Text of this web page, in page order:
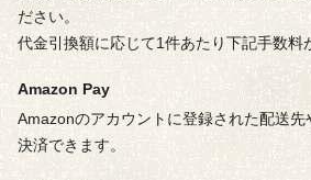
ださい。
代金引換額に応じて1件あたり下記手数料
Amazon Pay
Amazonのアカウントに登録された配送
決済できます。